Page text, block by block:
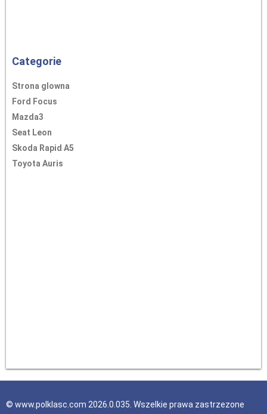
Categorie
Strona glowna
Ford Focus
Mazda3
Seat Leon
Skoda Rapid A5
Toyota Auris
© www.polklasc.com 2026.0.035. Wszelkie prawa zastrzezone